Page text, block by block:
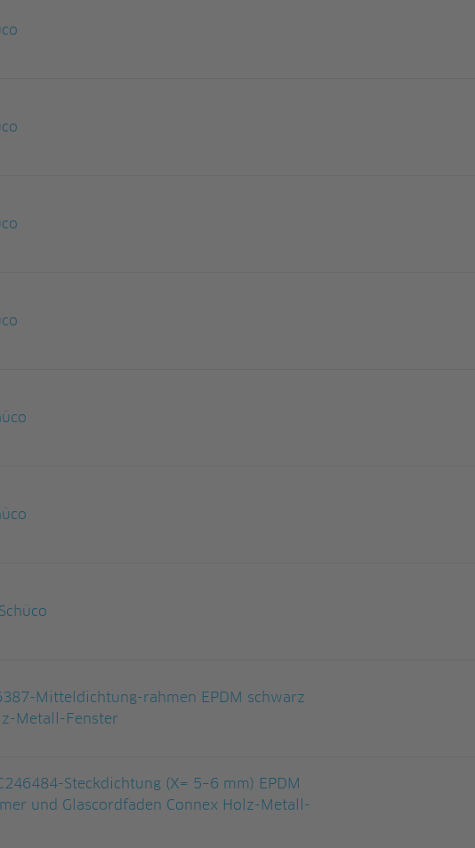
Mitteldichtung-rahmen EPDM schwarz
Metall-Fenster
Steckdichtung (X= 5–6 mm) EPDM
und Glascordfaden Connex Holz-Metall-